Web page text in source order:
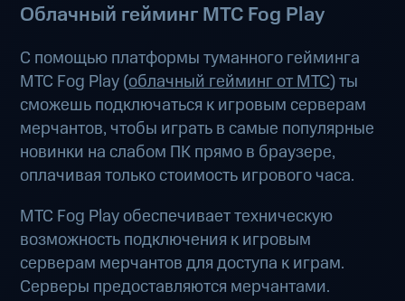
Облачный гейминг МТС Fog Play
С помощью платформы туманного гейминга
МТС Fog Play (облачный гейминг от МТС) ты
сможешь подключаться к игровым серверам
мерчантов, чтобы играть в самые популярные
новинки на слабом ПК прямо в браузере,
оплачивая только стоимость игрового часа.
МТС Fog Play обеспечивает техническую
возможность подключения к игровым
серверам мерчантов для доступа к играм.
Серверы предоставляются мерчантами.